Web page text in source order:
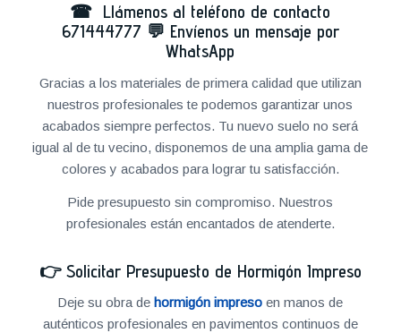
☎ Llámenos al teléfono de contacto
671444777 💬 Envíenos un mensaje por
WhatsApp
Gracias a los materiales de primera calidad que utilizan
nuestros profesionales te podemos garantizar unos
acabados siempre perfectos. Tu nuevo suelo no será
igual al de tu vecino, disponemos de una amplia gama de
colores y acabados para lograr tu satisfacción.
Pide presupuesto sin compromiso. Nuestros
profesionales están encantados de atenderte.
👉 Solicitar Presupuesto de Hormigón Impreso
Deje su obra dehormigón impreso en manos de
auténticos profesionales en pavimentos continuos de